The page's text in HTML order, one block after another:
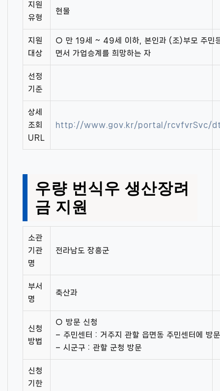
지원
유형
현물
지원
대상
○ 만 19세 ~ 49세 이하, 본인과 (조)부모 주민
면서 가업승계를 희망하는 자
선정
기준
상세
조회
URL
http://www.gov.kr/portal/rcvfvrSvc/
우량 번식우 생산장려
금 지원
소관
기관
명
전라남도 장흥군
부서
명
축산과
신청
방법
○ 방문 신청
– 주민센터 : 거주지 관할 읍면동 주민센터에 방
– 시군구 : 관할 군청 방문
신청
기한